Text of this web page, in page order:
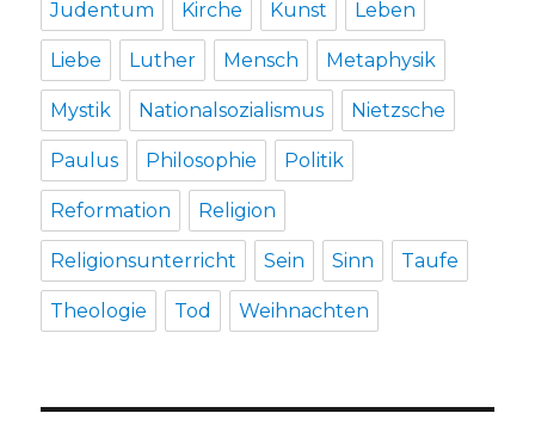
Judentum Kirche Kunst Leben
Liebe Luther Mensch Metaphysik
Mystik Nationalsozialismus Nietzsche
Paulus Philosophie Politik
Reformation Religion
Religionsunterricht Sein Sinn Taufe
Theologie Tod Weihnachten